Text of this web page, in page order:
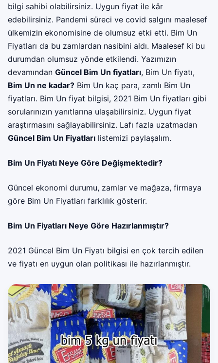
bilgi sahibi olabilirsiniz. Uygun fiyat ile kâr
edebilirsiniz. Pandemi süreci ve covid salgını maalesef
ülkemizin ekonomisine de olumsuz etki etti. Bim Un
Fiyatları da bu zamlardan nasibini aldı. Maalesef ki bu
durumdan olumsuz yönde etkilendi. Yazımızın
devamından Güncel Bim Un fiyatları, Bim Un fiyatı,
Bim Un ne kadar? Bim Un kaç para, zamlı Bim Un
fiyatları. Bim Un fiyat bilgisi, 2021 Bim Un fiyatları gibi
sorularınızın yanıtlarına ulaşabilirsiniz. Uygun fiyat
araştırmasını sağlayabilirsiniz. Lafı fazla uzatmadan
Güncel Bim Un Fiyatları listemizi paylaşalım.
Bim Un Fiyatı Neye Göre Değişmektedir?
Güncel ekonomi durumu, zamlar ve mağaza, firmaya
göre Bim Un Fiyatları farklılık gösterir.
Bim Un Fiyatları Neye Göre Hazırlanmıştır?
2021 Güncel Bim Un Fiyatı bilgisi en çok tercih edilen
ve fiyatı en uygun olan politikası ile hazırlanmıştır.